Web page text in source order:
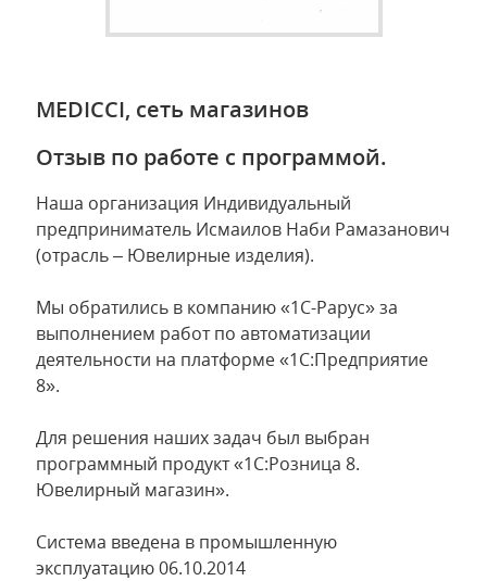
MEDICCI, сеть магазинов
Отзыв по работе с программой.
Наша организация Индивидуальный
предприниматель Исмаилов Наби Рамазанович
(отрасль – Ювелирные изделия).
Мы обратились в компанию «1С-Рарус» за
выполнением работ по автоматизации
деятельности на платформе «1С:Предприятие
8».
Для решения наших задач был выбран
программный продукт «1С:Розница 8.
Ювелирный магазин».
Система введена в промышленную
эксплуатацию 06.10.2014